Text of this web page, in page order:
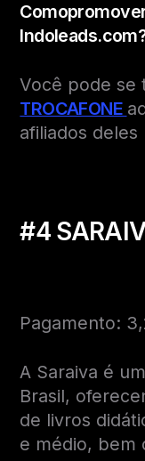
Como
Você pode
TROCAFONE
afiliados deles
#4
Pagamento:
A Saraiva é
Brasil,
de livros
e médio, bem